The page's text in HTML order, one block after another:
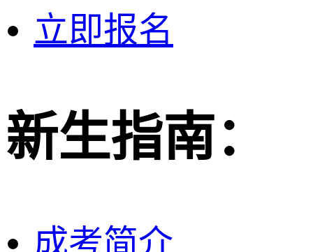
立即报名
新生指南：
成考简介